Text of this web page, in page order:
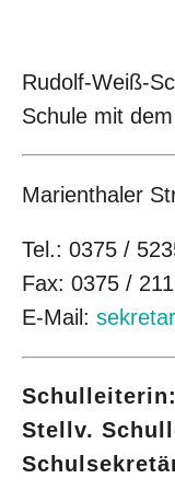
Rudolf-Weiß-
Schule mit
Marienthaler
Tel.: 0375 /
Fax: 0375 /
E-Mail:
Schulleiterin:
Stellv.